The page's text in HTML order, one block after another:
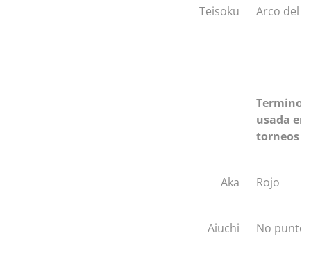
Teisoku Arco del
usada en
torneos
Aka Rojo
Aiuchi No puntos